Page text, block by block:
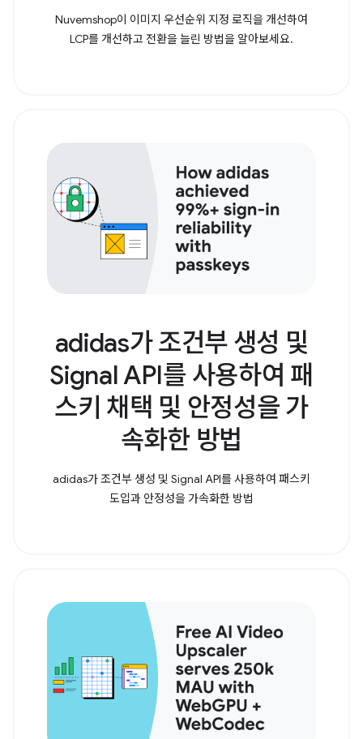
Nuvemshop이 이미지 우선순위 지정 로직을 개선하여
LCP를 개선하고 전환을 늘린 방법을 알아보세요.
adidas가 조건부 생성 및
Signal API를 사용하여 패
스키 채택 및 안정성을 가
속화한 방법
adidas가 조건부 생성 및 Signal API를 사용하여 패스키
도입과 안정성을 가속화한 방법